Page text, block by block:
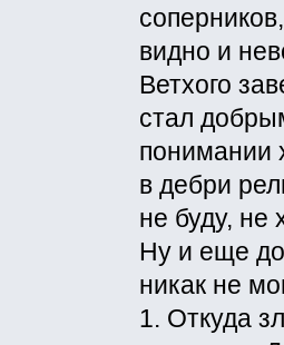
видно и
Ветхого
стал
понимании
в дебри
не буду, не
Ну и еще
никак не
1. Откуда